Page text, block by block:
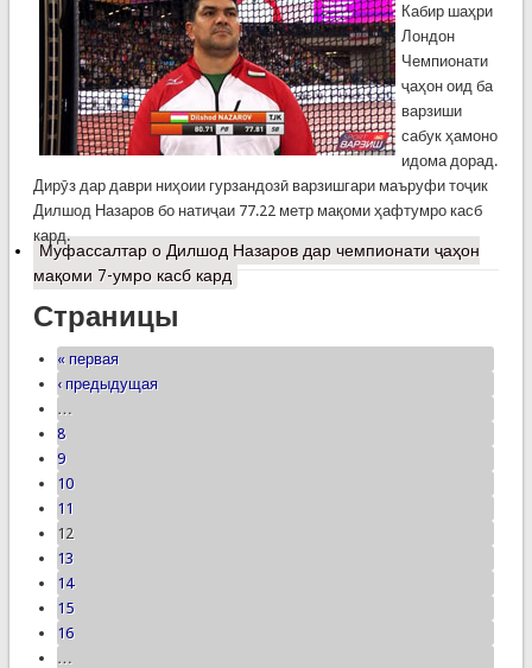
Кабир шаҳри
Лондон
Чемпионати
ҷаҳон оид ба
варзиши
сабук ҳамоно
идома дорад.
Дирӯз дар даври ниҳоии гурзандозӣ варзишгари маъруфи тоҷик
Дилшод Назаров бо натиҷаи 77.22 метр мақоми ҳафтумро касб
кард.
Муфассалтаро Дилшод Назаров дар чемпионати ҷаҳон
мақоми 7-умро касб кард
Страницы
« первая
‹ предыдущая
…
8
9
10
11
12
13
14
15
16
…